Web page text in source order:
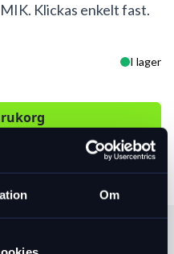
Om
Klickas enkelt fast.
I lager